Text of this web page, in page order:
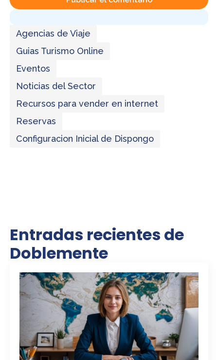
Agencias de Viaje
Guias Turismo Online
Eventos
Noticias del Sector
Recursos para vender en internet
Reservas
Configuracion Inicial de Dispongo
Entradas recientes de
Doblemente